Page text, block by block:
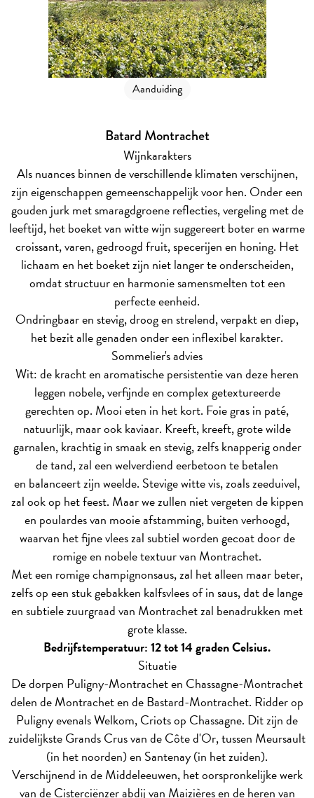
Aanduiding
Batard Montrachet
Wijnkarakters
Als nuances binnen de verschillende klimaten verschijnen,
zijn eigenschappen gemeenschappelijk voor hen. Onder een
gouden jurk met smaragdgroene reflecties, vergeling met de
leeftijd, het boeket van witte wijn suggereert boter en warme
croissant, varen, gedroogd fruit, specerijen en honing. Het
lichaam en het boeket zijn niet langer te onderscheiden,
omdat structuur en harmonie samensmelten tot een
perfecte eenheid.
Ondringbaar en stevig, droog en strelend, verpakt en diep,
het bezit alle genaden onder een inflexibel karakter.
Sommelier's advies
Wit: de kracht en aromatische persistentie van deze heren
leggen nobele, verfijnde en complex getextureerde
gerechten op. Mooi eten in het kort. Foie gras in paté,
natuurlijk, maar ook kaviaar. Kreeft, kreeft, grote wilde
garnalen, krachtig in smaak en stevig, zelfs knapperig onder
de tand, zal een welverdiend eerbetoon te betalen
en balanceert zijn weelde. Stevige witte vis, zoals zeeduivel,
zal ook op het feest. Maar we zullen niet vergeten de kippen
en poulardes van mooie afstamming, buiten verhoogd,
waarvan het fijne vlees zal subtiel worden gecoat door de
romige en nobele textuur van Montrachet.
Met een romige champignonsaus, zal het alleen maar beter,
zelfs op een stuk gebakken kalfsvlees of in saus, dat de lange
en subtiele zuurgraad van Montrachet zal benadrukken met
grote klasse.
Bedrijfstemperatuur: 12 tot 14 graden Celsius.
Situatie
De dorpen Puligny-Montrachet en Chassagne-Montrachet
delen de Montrachet en de Bastard-Montrachet. Ridder op
Puligny evenals Welkom, Criots op Chassagne. Dit zijn de
zuidelijkste Grands Crus van de Côte d'Or, tussen Meursault
(in het noorden) en Santenay (in het zuiden).
Verschijnend in de Middeleeuwen, het oorspronkelijke werk
van de Cisterciënzer abdij van Maizières en de heren van